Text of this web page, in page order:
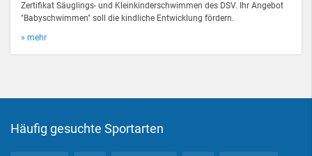
Zertifikat Säuglings- und Kleinkinderschwimmen des DSV. Ihr Angebot
"Babyschwimmen" soll die kindliche Entwicklung fördern.
» mehr
Häufig gesuchte Sportarten